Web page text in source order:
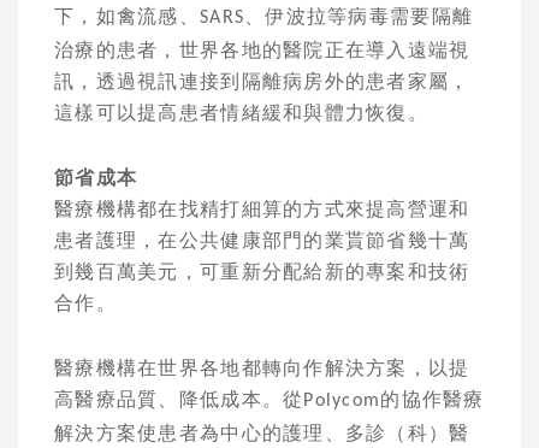
下，如禽流感、
SARS、伊波拉等病毒需要隔離
治療的患者，世界各地的醫院正在導入遠端視
訊，透過視訊連接到隔離病房外的患者家屬，
這樣可以提高患者情緒緩和與體力恢復。
節省成本
醫療機構都在找精打細算的方式來提高營運和
患者護理，在公共健康部門的業貰節省幾十萬
到幾百萬美元，可重新分配給新的專案和技術
合作。
醫療機構在世界各地都轉向作解決方案，以提
高醫療品質、降低成本。從 Polycom的協作醫療
解決方案使患者為中心的護理、多診（科）醫